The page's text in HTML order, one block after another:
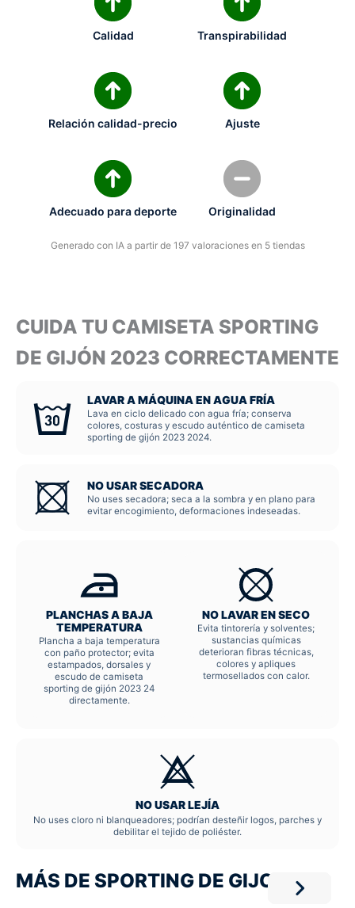
Calidad Transpirabilidad
Relación calidad-precio Ajuste
Adecuado para deporte Originalidad
Generado con IA a partir de 197 valoraciones en 5 tiendas
CUIDA TU CAMISETA SPORTING
DE GIJÓN 2023 CORRECTAMENTE
LAVAR A MÁQUINA EN AGUA FRÍA
Lava en ciclo delicado con agua fría; conserva
colores, costuras y escudo auténtico de camiseta
sporting de gijón 2023 2024.
NO USAR SECADORA
No uses secadora; seca a la sombra y en plano para
evitar encogimiento, deformaciones indeseadas.
PLANCHAS A BAJA
TEMPERATURA
Plancha a baja temperatura
con paño protector; evita
estampados, dorsales y
escudo de camiseta
sporting de gijón 2023 24
directamente.
NO LAVAR EN SECO
Evita tintorería y solventes;
sustancias químicas
deterioran fibras técnicas,
colores y apliques
termosellados con calor.
NO USAR LEJÍA
No uses cloro ni blanqueadores; podrían desteñir logos, parches y
debilitar el tejido de poliéster.
MÁS DE SPORTING DE GIJON